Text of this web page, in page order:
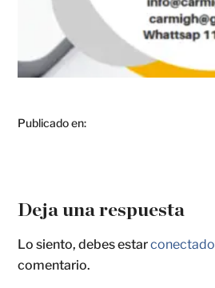
Publicado en:
Deja una respuesta
Lo siento, debes estarconectado
comentario.